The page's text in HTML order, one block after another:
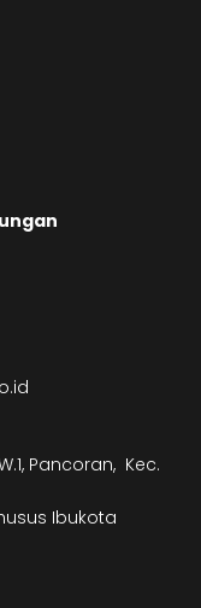
Pancoran, Kec.
Ibukota